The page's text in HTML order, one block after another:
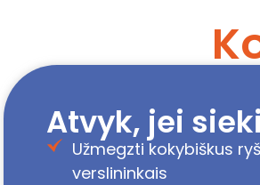
Atvyk, jei
Užmegzti kokybiškus
verslininkais